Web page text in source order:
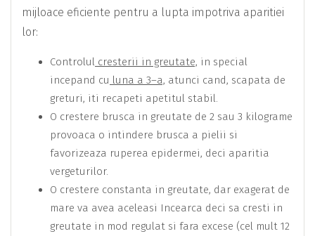
mijloace eficiente pentru a lupta impotriva aparitiei
lor:
Controlul cresterii in greutate, in special
incepand cu luna a 3–a, atunci cand, scapata de
greturi, iti recapeti apetitul stabil.
O crestere brusca in greutate de 2 sau 3 kilograme
provoaca o intindere brusca a pielii si
favorizeaza ruperea epidermei, deci aparitia
vergeturilor.
O crestere constanta in greutate, dar exagerat de
mare va avea aceleasi Incearca deci sa cresti in
greutate in mod regulat si fara excese (cel mult 12